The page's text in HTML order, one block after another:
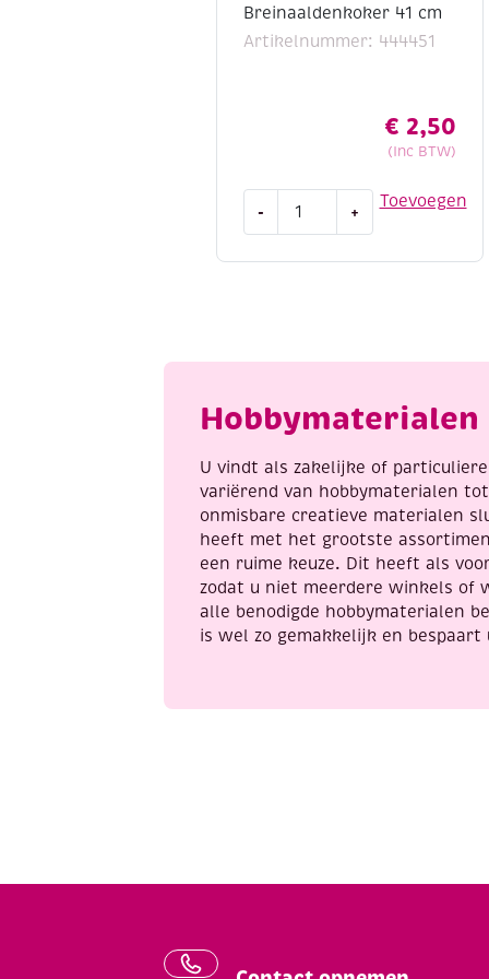
Breinaaldenkoker 41 cm
Artikelnummer: 444451
€ 2,50
(Inc BTW)
Toevoegen
-
Breinaaldenkoker
+
U vindt als zakelijke of
variërend van hobbymaterialen
onmisbare creatieve materialen
heeft met het grootste
een ruime keuze. Dit heeft als
zodat u niet meerdere winkels of
alle benodigde hobbymaterialen
is wel zo gemakkelijk en